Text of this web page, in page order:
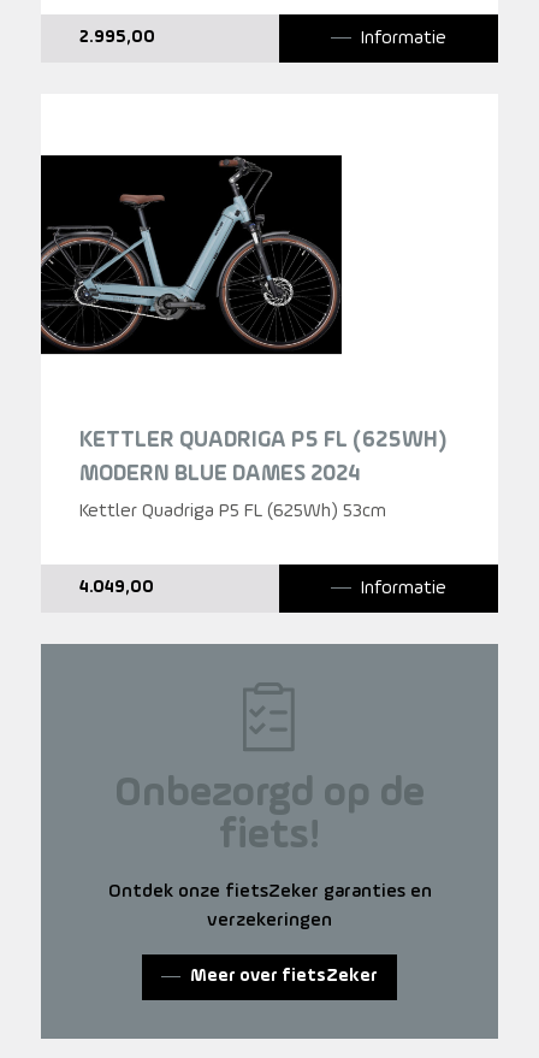
2.995,00 Informatie
KETTLER QUADRIGA P5 FL (625WH)
MODERN BLUE DAMES 2024
Kettler Quadriga P5 FL (625Wh) 53cm
4.049,00 Informatie
Onbezorgd op de
fiets!
Ontdek onze fietsZeker garanties en
verzekeringen
Meer over fietsZeker